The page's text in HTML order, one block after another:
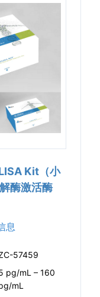
Kit（小
酶激活酶
息
57459
pg/mL – 160
mL